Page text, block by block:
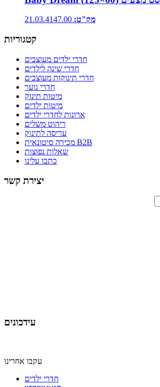
מק"ט:
קטגוריות
חדרי ילדים מעוצבים
חדרי שינה לילדים
חדרי תינוקות מעוצבים
חדרי נוער
מיטות תינוק
מיטות ילדים
ארונות לחדרי ילדים
ריהוט משלים
עריסה לתינוק
מכירה סיטונאית B2B
שאלות נפוצות
כתבו עלינו
יצירת קשר
עידכונים
עקבו אחרינו
חדרי ילדים